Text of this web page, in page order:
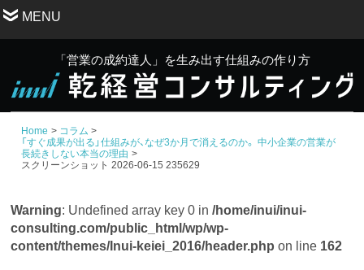
MENU
「営業の成約達人」を生み出す仕組みの作り方
Home
コラム
「すぐ成果が出る」仕組みが、なぜ3か月で消えるのか。 中小企業の営業が
長続きしない本当の理由
スクリーンショット 2026-06-15 235629
Warning : Undefined array key 0 in/home/inui/inui-
consulting.com/public_html/wp/wp-
content/themes/Inui-keiei_2016/header.php on line 162